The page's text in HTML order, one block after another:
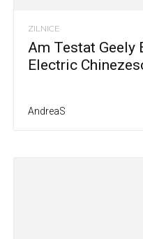
ZILNICE
Am Testat Geely
Electric
AndreaS